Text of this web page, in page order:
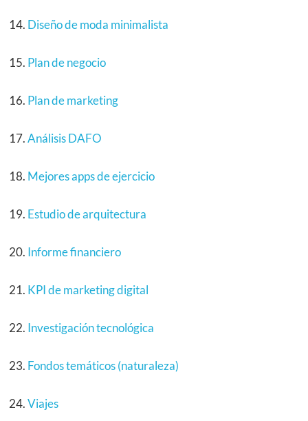
Diseño de moda minimalista
Plan de negocio
Plan de marketing
Análisis DAFO
Mejores apps de ejercicio
Estudio de arquitectura
Informe financiero
KPI de marketing digital
Investigación tecnológica
Fondos temáticos (naturaleza)
Viajes